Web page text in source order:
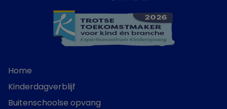
Home
Kinderdagverblijf
Buitenschoolse opvang